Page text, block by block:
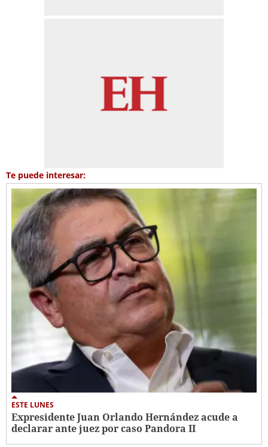
Te puede interesar:
ESTE LUNES
Expresidente Juan Orlando Hernández acude a
declarar ante juez por caso Pandora II